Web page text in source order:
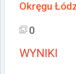
Okręgu
0
WYNIKI